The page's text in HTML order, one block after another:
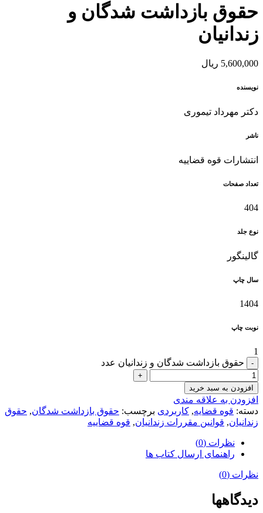
حقوق بازداشت شدگان و
زندانیان
5,600,000 ریال
نویسنده
دکتر مهرداد تیموری
ناشر
انتشارات قوه قضاییه
تعداد صفحات
404
نوع جلد
گالینگور
سال چاپ
1404
نوبت چاپ
1
حقوق بازداشت شدگان و زندانیان عدد
افزودن به سبد خرید
افزودن به علاقه مندی
دسته: قوه قضایه, کاربردی برچسب: حقوق بازداشت شدگان, حقوق
زندانیان, قوانین مقررات زندانیان, قوه قضاییه
نظرات (0)
راهنمای ارسال کتاب ها
نظرات (0)
دیدگاهها